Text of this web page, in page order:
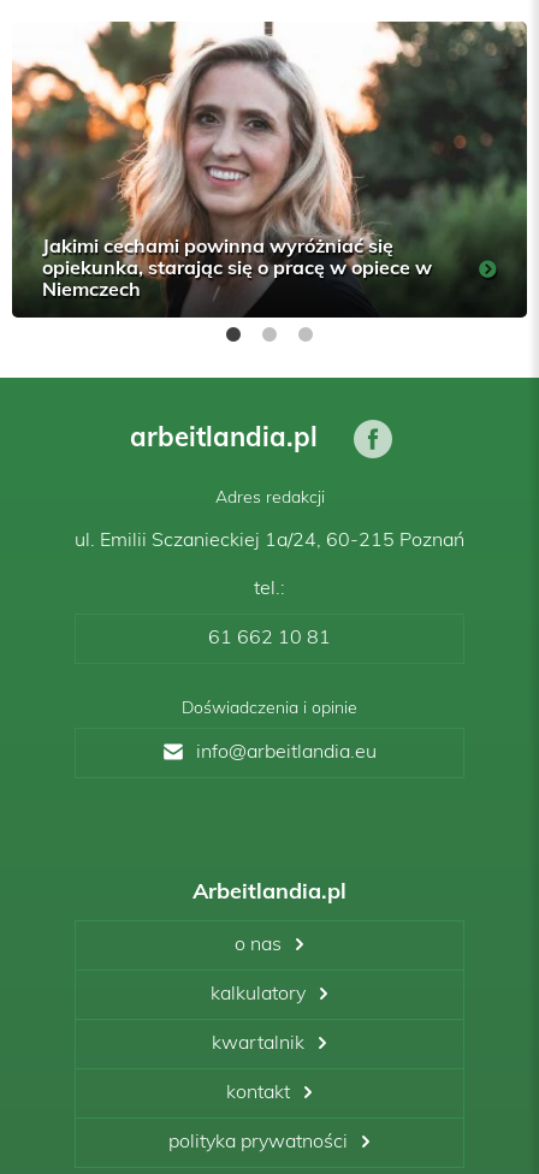
Jakimi cechami powinna wyróżniać się
opiekunka, starając się o pracę w opiece w
Niemczech
arbeitlandia.pl
Adres redakcji
ul. Emilii Sczanieckiej 1a/24, 60-215 Poznań
tel.:
61 662 10 81
Doświadczenia i opinie
info@arbeitlandia.eu
Arbeitlandia.pl
o nas
kalkulatory
kwartalnik
kontakt
polityka prywatności